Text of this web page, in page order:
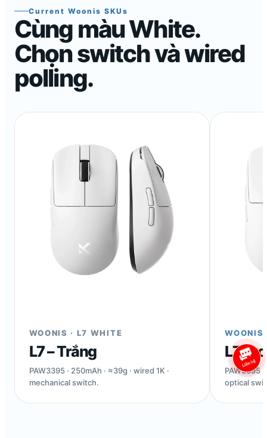
Current Woonis SKUs
Cùng màu White.
Chọn switch và wired
polling.
WOONIS · L7 WHITE
L7 – Trắng
PAW3395 · 250mAh · ≈39g · wired 1K ·
mechanical switch.
WOONIS
L7
PAW3395
optical